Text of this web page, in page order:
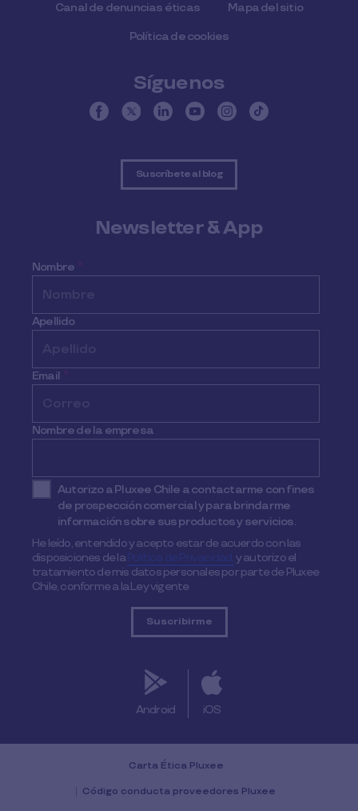
Canal de denuncias éticas Mapa del sitio
Política de cookies
Síguenos
Suscríbete al blog
Newsletter & App
Nombre *
Apellido
Email *
Nombre de la empresa
Autorizo a Pluxee Chile a contactarme con fines
de prospección comercial y para brindarme
información sobre sus productos y servicios.
He leído, entendido y acepto estar de acuerdo con las
disposiciones de laPolítica de Privacidad,y autorizo el
tratamiento de mis datos personales por parte de Pluxee
Chile, conforme a la Ley vigente
Android iOS
Carta Ética Pluxee
Código conducta proveedores Pluxee